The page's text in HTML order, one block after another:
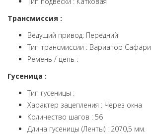
Трансмиссия :
Ведущий привод: Передний
Тип трансмиссии : Вариатор Сафари
Ремень / цепь :
Гусеница :
Тип гусеницы :
Характер зацепления : Через окна
Количество шагов : 56
Длина гусеницы (Ленты) : 2070,5 мм.